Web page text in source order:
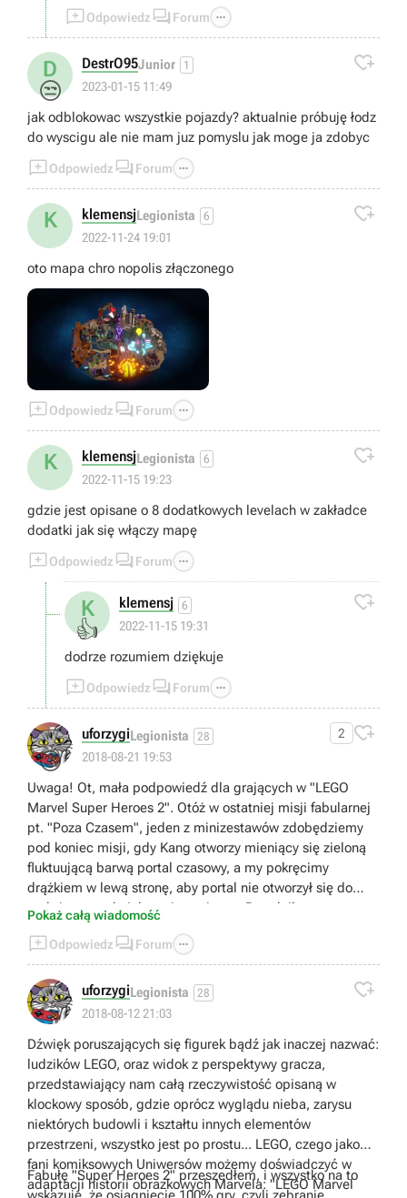
Odpowiedz  Forum 
D
😒
DestrO95Junior 1
2023-01-15 11:49

jak odblokowac wszystkie pojazdy? aktualnie próbuję łodz
do wyscigu ale nie mam juz pomyslu jak moge ja zdobyc
Odpowiedz  Forum 
K klemensjLegionista 6
2022-11-24 19:01

oto mapa chro nopolis złączonego
Odpowiedz  Forum 
K klemensjLegionista 6
2022-11-15 19:23

gdzie jest opisane o 8 dodatkowych levelach w zakładce
dodatki jak się włączy mapę
Odpowiedz  Forum 
K
👍
klemensj 6
2022-11-15 19:31

dodrze rozumiem dziękuje
Odpowiedz  Forum 
😊
uforzygiLegionista 28
2018-08-21 19:53
2 
Uwaga! Ot, mała podpowiedź dla grających w "LEGO
Marvel Super Heroes 2". Otóż w ostatniej misji fabularnej
pt. "Poza Czasem", jeden z minizestawów zdobędziemy
pod koniec misji, gdy Kang otworzy mieniący się zieloną
fluktuującą barwą portal czasowy, a my pokręcimy
drążkiem w lewą stronę, aby portal nie otworzył się do
maksimum, tak, jak napisane jest w Poradniku na tym
portalu, lecz zamknął się. Wtedy kontynuując grę postacią
Doctora Strange'a, podchodzimy do zestawu, który opadł
na ziemię i go zbieramy. W ten sposób zebrałem ostatni
minizestaw i wbiłem srebrne trofeum, w wersji na Ps4.
Pokaż całą wiadomość
Odpowiedz  Forum 
uforzygiLegionista 28
2018-08-12 21:03

Dźwięk poruszających się figurek bądź jak inaczej nazwać:
ludzików LEGO, oraz widok z perspektywy gracza,
przedstawiający nam całą rzeczywistość opisaną w
klockowy sposób, gdzie oprócz wyglądu nieba, zarysu
niektórych budowli i kształtu innych elementów
przestrzeni, wszystko jest po prostu... LEGO, czego jako
fani komiksowych Uniwersów możemy doświadczyć w
adaptacji historii obrazkowych Marvela: "LEGO Marvel
Fabułę "Super Heroes 2" przeszedłem, i wszystko na to